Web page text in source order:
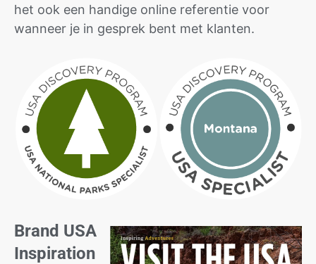
het ook een handige online referentie voor
wanneer je in gesprek bent met klanten.
Brand USA
Inspiration